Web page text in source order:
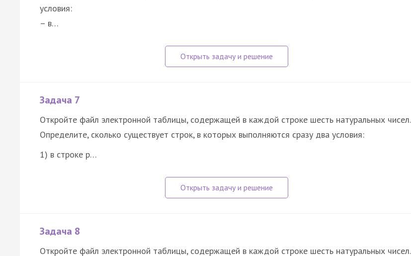
условия:
– в…
Задача 7
Откройте файл электронной таблицы, содержащей в каждой строке шесть натуральных чисел.
Определите, сколько существует строк, в которых выполняются сразу два условия:
1) в строке р…
Задача 8
Откройте файл электронной таблицы, содержащей в каждой строке шесть натуральных чисел.